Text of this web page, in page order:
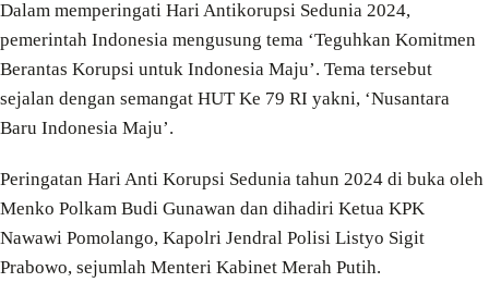
Dalam memperingati Hari Antikorupsi Sedunia 2024,
pemerintah Indonesia mengusung tema ‘Teguhkan Komitmen
Berantas Korupsi untuk Indonesia Maju’. Tema tersebut
sejalan dengan semangat HUT Ke 79 RI yakni, ‘Nusantara
Baru Indonesia Maju’.
Peringatan Hari Anti Korupsi Sedunia tahun 2024 di buka oleh
Menko Polkam Budi Gunawan dan dihadiri Ketua KPK
Nawawi Pomolango, Kapolri Jendral Polisi Listyo Sigit
Prabowo, sejumlah Menteri Kabinet Merah Putih.